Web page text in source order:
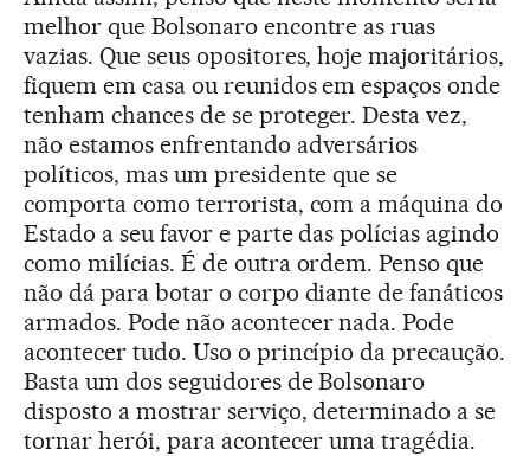
melhor que Bolsonaro encontre as ruas
vazias. Que seus opositores, hoje majoritários,
fiquem em casa ou reunidos em espaços onde
tenham chances de se proteger. Desta vez,
não estamos enfrentando adversários
políticos, mas um presidente que se
comporta como terrorista, com a máquina do
Estado a seu favor e parte das polícias agindo
como milícias. É de outra ordem. Penso que
não dá para botar o corpo diante de fanáticos
armados. Pode não acontecer nada. Pode
acontecer tudo. Uso o princípio da precaução.
Basta um dos seguidores de Bolsonaro
disposto a mostrar serviço, determinado a se
tornar herói, para acontecer uma tragédia.